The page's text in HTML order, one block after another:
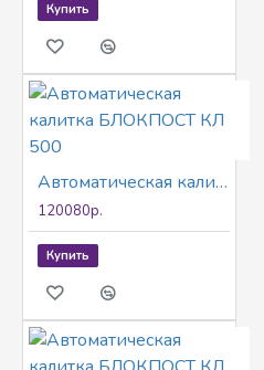
Купить
Автоматическая калитка БЛОКПОСТ КЛ 500
120080р.
Купить